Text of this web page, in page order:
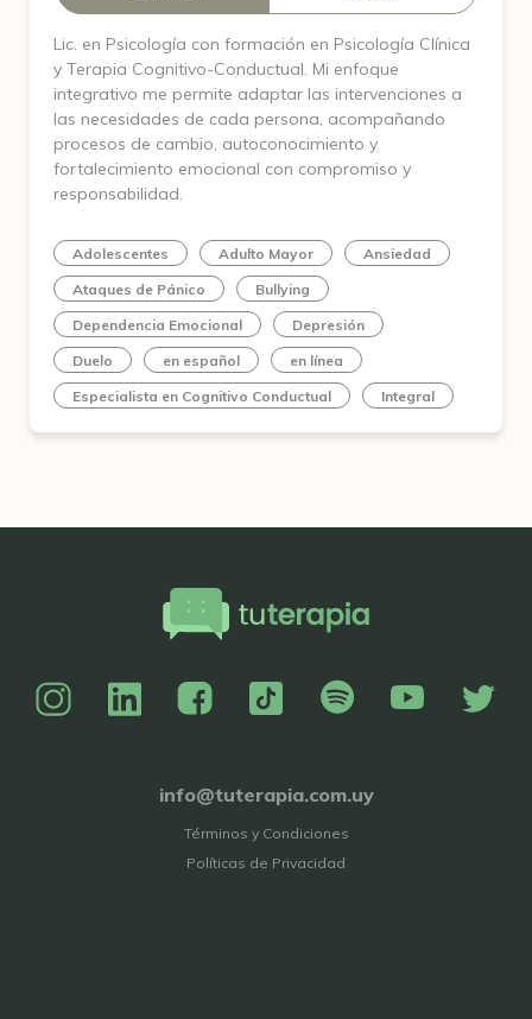
Lic. en Psicología con formación en Psicología Clínica
y Terapia Cognitivo-Conductual. Mi enfoque
integrativo me permite adaptar las intervenciones a
las necesidades de cada persona, acompañando
procesos de cambio, autoconocimiento y
fortalecimiento emocional con compromiso y
responsabilidad.
Adolescentes Adulto Mayor
Ansiedad
Ataques de Pánico
Bullying
Dependencia Emocional
Depresión
Duelo
en español
en línea
Especialista en Cognitivo Conductual
Integral
info@tuterapia.com.uy
Términos y Condiciones
Políticas de Privacidad